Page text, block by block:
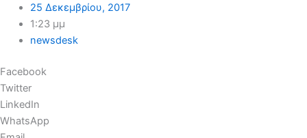
25 Δεκεμβρίου, 2017
1:23 μμ
newsdesk
Facebook
Twitter
LinkedIn
WhatsApp